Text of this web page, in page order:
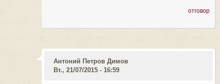
отговор
Антоний Петров Димов
Вт., 21/07/2015 - 16:59